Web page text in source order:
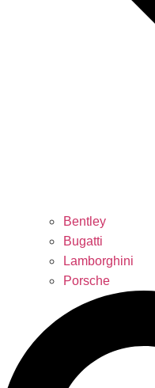
Bentley
Bugatti
Lamborghini
Porsche